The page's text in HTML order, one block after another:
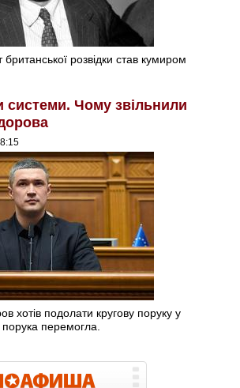
британської розвідки став кумиром
системи. Чому звільнили
хотів подолати кругову поруку у
порука перемогла.